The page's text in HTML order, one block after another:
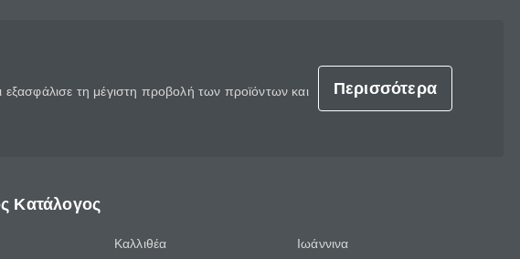
τη μέγιστη προβολή των προϊόντων και
Περισσότερα
Κατάλογος
Καλλιθέα Ιωάννινα